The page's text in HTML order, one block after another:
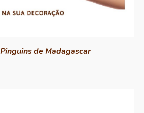
Pinguins de Madagascar